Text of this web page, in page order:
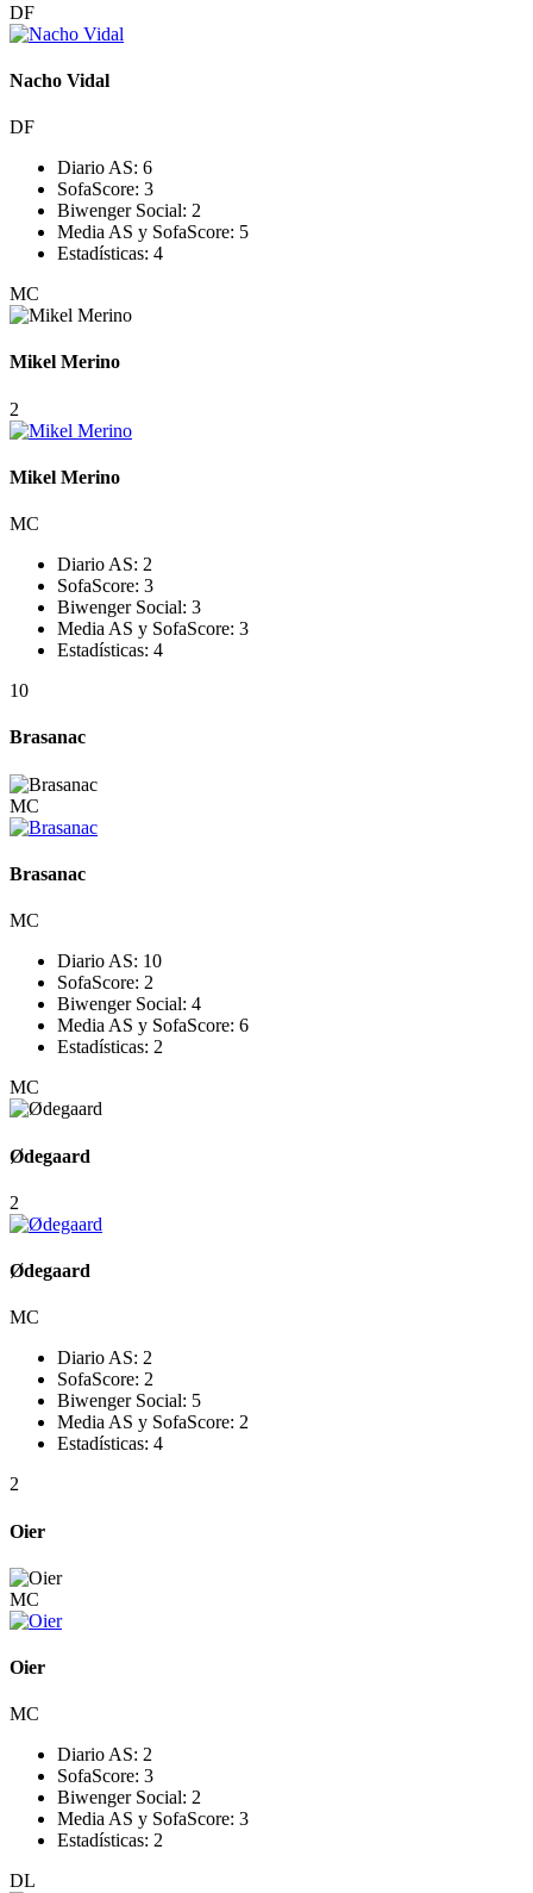
DF
Nacho Vidal
DF
Diario AS: 6
SofaScore: 3
Biwenger Social: 2
Media AS y SofaScore: 5
Estadísticas: 4
MC
Mikel Merino
2
Mikel Merino
MC
Diario AS: 2
SofaScore: 3
Biwenger Social: 3
Media AS y SofaScore: 3
Estadísticas: 4
10
Brasanac
MC
Brasanac
MC
Diario AS: 10
SofaScore: 2
Biwenger Social: 4
Media AS y SofaScore: 6
Estadísticas: 2
MC
Ødegaard
2
Ødegaard
MC
Diario AS: 2
SofaScore: 2
Biwenger Social: 5
Media AS y SofaScore: 2
Estadísticas: 4
2
Oier
MC
Oier
MC
Diario AS: 2
SofaScore: 3
Biwenger Social: 2
Media AS y SofaScore: 3
Estadísticas: 2
DL